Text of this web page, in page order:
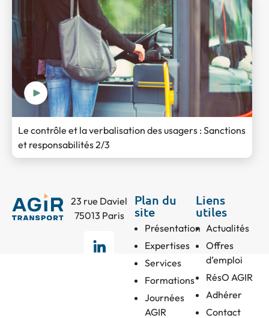
Le contrôle et la verbalisation des usagers : Sanctions
et responsabilités 2/3
23 rue Daviel
75013 Paris
Plan du
site
Présentation
Expertises
Services
Formations
Journées
AGIR
Liens
utiles
Actualités
Offres
d’emploi
RésO AGIR
Adhérer
Contact